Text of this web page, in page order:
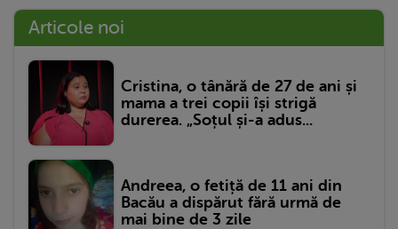
Articole noi
Cristina, o tânără de 27 de ani și
mama a trei copii își strigă
durerea. „Soțul și-a adus...
Andreea, o fetiță de 11 ani din
Bacău a dispărut fără urmă de
mai bine de 3 zile